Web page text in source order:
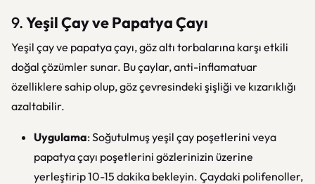
9.Yeşil Çay ve Papatya Çayı
Yeşil çay ve papatya çayı, göz altı torbalarına karşı etkili
doğal çözümler sunar. Bu çaylar, anti-inflamatuar
özelliklere sahip olup, göz çevresindeki şişliği ve kızarıklığı
azaltabilir.
Uygulama: Soğutulmuş yeşil çay poşetlerini veya
papatya çayı poşetlerini gözlerinizin üzerine
yerleştirip 10-15 dakika bekleyin. Çaydaki polifenoller,